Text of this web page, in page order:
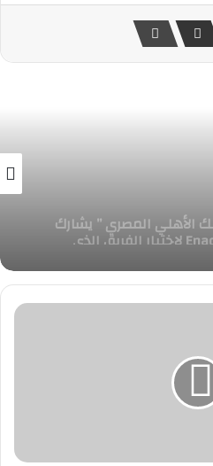
لنجاحه في إطلاق باقة متكاملة ومتنوعة تضم 6
خلال عام واحد